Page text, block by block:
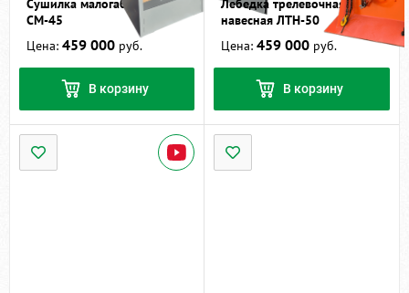
СМ-45
Цена: 459 000 руб.
В корзину
навесная ЛТН-50
Цена: 459 000 руб.
В корзину